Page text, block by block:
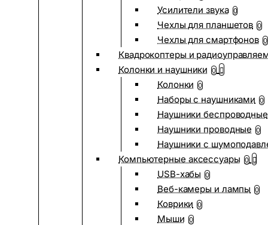
Усилители звука 0
Чехлы для планшетов 0
Чехлы для смартфонов 0
Квадрокоптеры и
Колонки и наушники 0
Колонки 0
Наборы с наушниками 0
Наушники беспроводные
Наушники проводные 0
Наушники с
Компьютерные аксессуары 0
USB-хабы 0
Веб-камеры и лампы 0
Коврики 0
Мыши 0